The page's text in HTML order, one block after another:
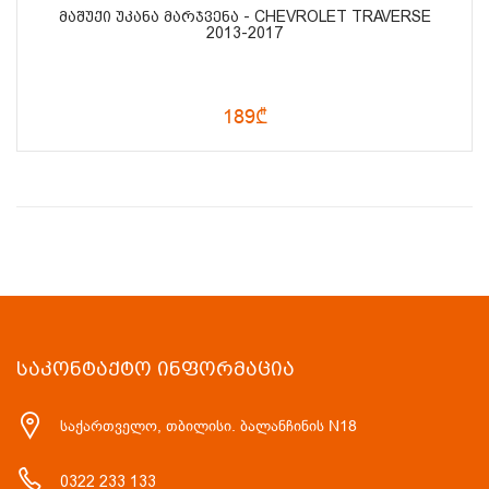
ᲛᲐᲨᲣᲥᲘ ᲣᲙᲐᲜᲐ ᲛᲐᲠᲯᲕᲔᲜᲐ - CHEVROLET TRAVERSE
2013-2017
189₾
ᲡᲐᲙᲝᲜᲢᲐᲥᲢᲝ ᲘᲜᲤᲝᲠᲛᲐᲪᲘᲐ
საქართველო, თბილისი. ბალანჩინის N18
0322 233 133